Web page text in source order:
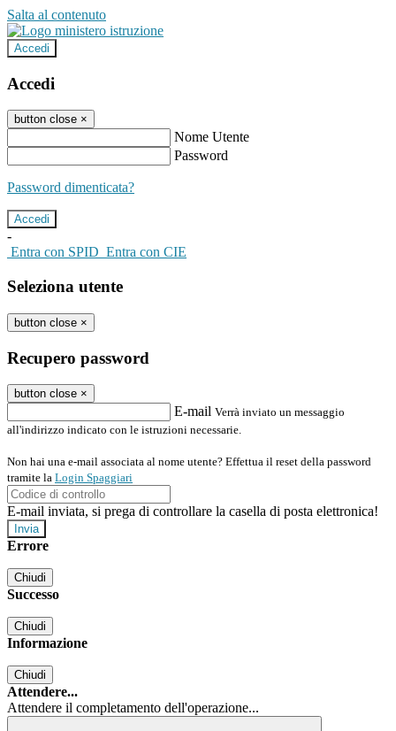
Salta al contenuto
Accedi
Accedi
button close ×
Nome Utente
Password
Password dimenticata?
-
Entra con SPID Entra con CIE
Seleziona utente
button close ×
Recupero password
button close ×
E-mail Verrà inviato un messaggio
all'indirizzo indicato con le istruzioni necessarie.
Non hai una e-mail associata al nome utente? Effettua il reset della password
tramite la Login Spaggiari
E-mail inviata, si prega di controllare la casella di posta elettronica!
Errore
Chiudi
Successo
Chiudi
Informazione
Chiudi
Attendere...
Attendere il completamento dell'operazione...